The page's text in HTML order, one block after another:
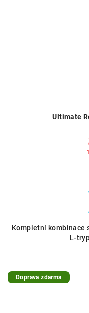
Ultimate
Kompletní kombinace
L-
Doprava zdarma